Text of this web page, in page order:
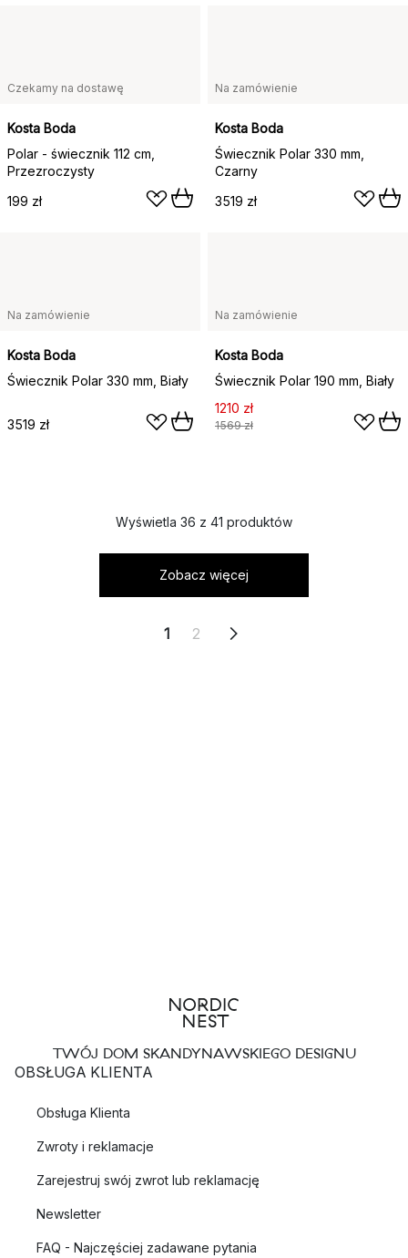
Czekamy na dostawę
Kosta Boda
Polar - świecznik 112 cm,
Przezroczysty
199 zł
Na zamówienie
Kosta Boda
Świecznik Polar 330 mm,
Czarny
3519 zł
Na zamówienie
Kosta Boda
Świecznik Polar 330 mm, Biały
3519 zł
Na zamówienie
Kosta Boda
Świecznik Polar 190 mm, Biały
1210 zł
1569 zł
Wyświetla 36 z 41 produktów
Zobacz więcej
1 2
TWÓJ DOM SKANDYNAWSKIEGO DESIGNU
OBSŁUGA KLIENTA
Obsługa Klienta
Zwroty i reklamacje
Zarejestruj swój zwrot lub reklamację
Newsletter
FAQ - Najczęściej zadawane pytania